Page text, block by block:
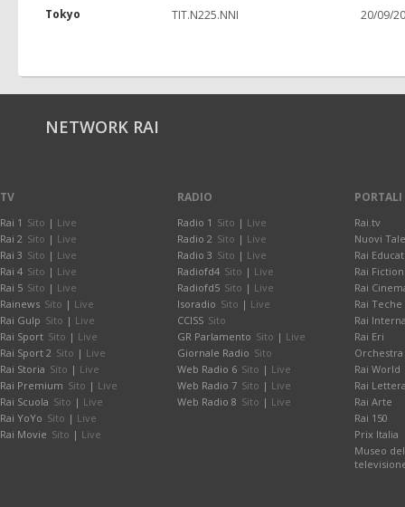
Tokyo TIT.N225.NNI 20/09/
NETWORK RAI
TV
Rai 1 Sito | Live
Rai 2 Sito | Live
Rai 3 Sito | Live
Rai 4 Sito | Live
Rai 5 Sito | Live
Rainews Sito | Live
Rai Gulp Sito | Live
Rai Sport Sito | Live
Rai Sport 2 Sito | Live
Rai Storia Sito | Live
Rai Premium Sito | Live
Rai Scuola Sito | Live
Rai YoYo Sito | Live
Rai Movie Sito | Live
RADIO
Radio 1 Sito | Live
Radio 2 Sito | Live
Radio 3 Sito | Live
Radiofd4 Sito | Live
Radiofd5 Sito | Live
Isoradio Sito | Live
CCISS Sito
GR Parlamento Sito | Live
Giornale Radio Sito
Web Radio 6 Sito | Live
Web Radio 7 Sito | Live
Web Radio 8 Sito | Live
PORTALI
Rai.tv
Nuovi
Rai
Rai Fiction
Rai
Rai Teche
Rai
Rai Eri
Rai World
Rai
Rai Arte
Rai 150
Prix Italia
Museo